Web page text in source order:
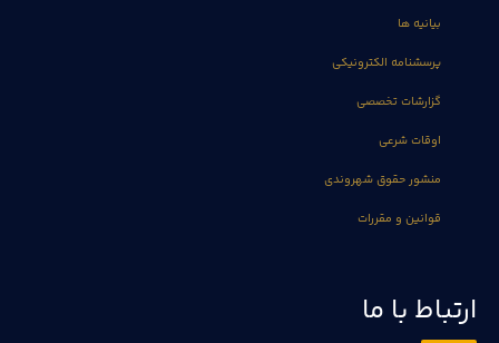
بیانیه ها
پرسشنامه الکترونیکی
گزارشات تخصصی
اوقات شرعی
منشور حقوق شهروندی
قوانین و مقررات
ارتباط با ما